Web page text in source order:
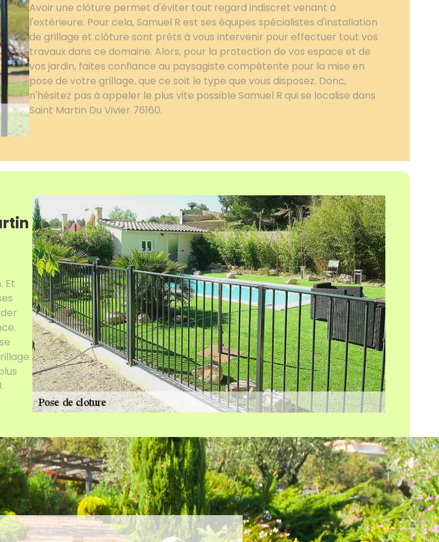
Avoir une clôture permet d'éviter tout regard indiscret venant à
l'extérieure. Pour cela, Samuel R est ses équipes spécialistes d'installation
de grillage et clôture sont prêts à vous intervenir pour effectuer tout vos
travaux dans ce domaine. Alors, pour la protection de vos espace et de
vos jardin, faites confiance au paysagiste compétente pour la mise en
pose de votre grillage, que ce soit le type que vous disposez. Donc,
n'hésitez pas à appeler le plus vite possible Samuel R qui se localise dans
Saint Martin Du Vivier 76160.
Et